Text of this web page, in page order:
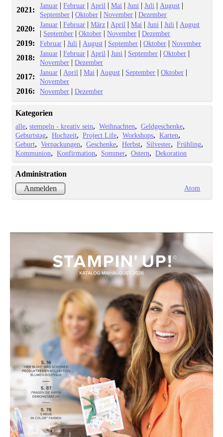
2021: Januar |Februar | April |Mai |Juni |Juli | August |
September |Oktober |November |Dezember
2020: Januar |Februar |März | April |Mai |Juni |Juli | August
| September |Oktober |November |Dezember
2019: Februar |Juli | August | September |Oktober |November
2018: Januar |Februar | April |Juni | September |Oktober |
November |Dezember
2017: Januar | April |Mai | August | September |Oktober |
November
2016: November |Dezember
Kategorien
alle stempeln - kreativ sein Weihnachten
Geldgeschenke
Geburtstag
Hochzeit Project Life Workshops
Karten
Geburt
Verpackungen Geschenke Herbst Silvester
Frühling
Kommunion
Konfirmation Sommer Ostern Dekoration
Administration
Anmelden
Atom